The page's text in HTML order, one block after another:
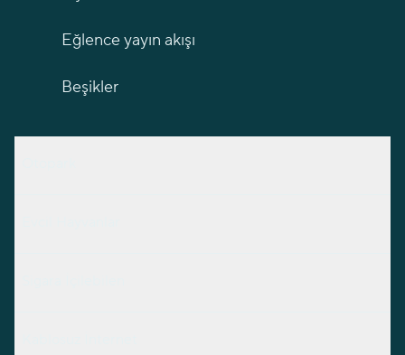
Eğlence yayın akışı
Beşikler